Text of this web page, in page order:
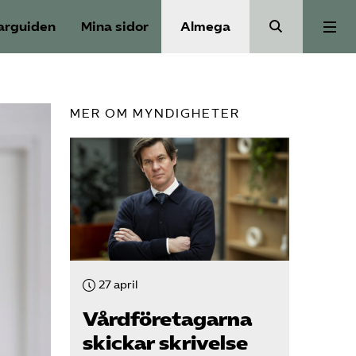
Mina sidor Almega
Valmanifest
Medlemskap
Aktiviteter
MER OM MYNDIGHETER
27 april
Vård­företagarna
skickar skrivelse